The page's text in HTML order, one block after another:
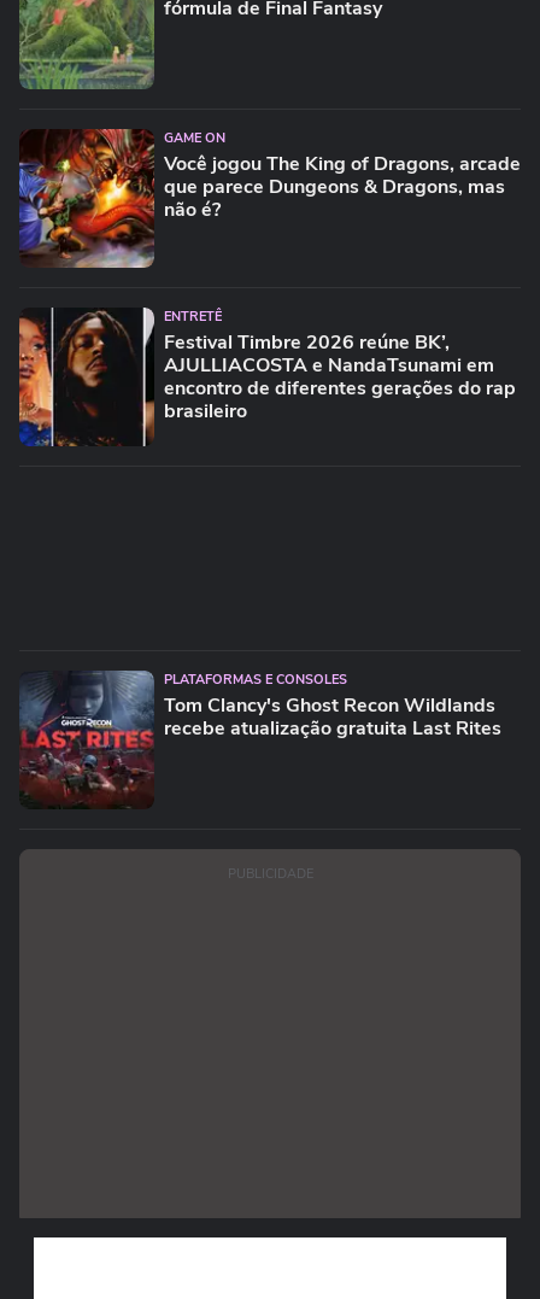
fórmula de Final Fantasy
GAME ON
Você jogou The King of Dragons, arcade
que parece Dungeons & Dragons, mas
não é?
ENTRETÊ
Festival Timbre 2026 reúne BK’,
AJULLIACOSTA e NandaTsunami em
encontro de diferentes gerações do rap
brasileiro
PLATAFORMAS E CONSOLES
Tom Clancy's Ghost Recon Wildlands
recebe atualização gratuita Last Rites
PUBLICIDADE